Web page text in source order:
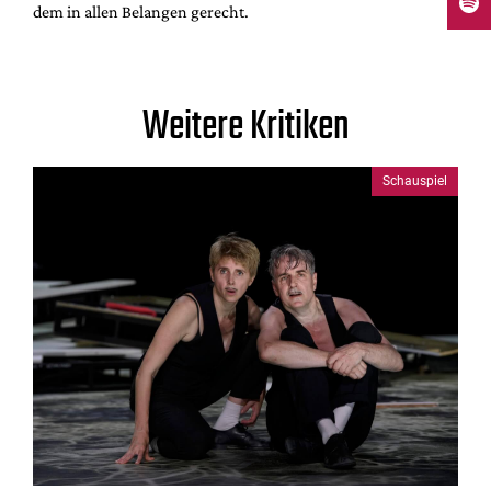
dem in allen Belangen gerecht.
Weitere Kritiken
Schauspiel